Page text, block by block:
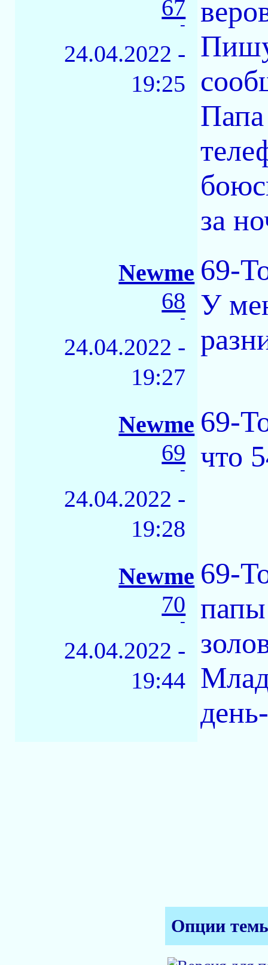
67
-
24.04.2022 -
19:25
за
Newme
68
-
24.04.2022 -
19:27
69-
У
Newme
69
-
24.04.2022 -
19:28
69-
что
Newme
70
-
24.04.2022 -
19:44
69-
Опции